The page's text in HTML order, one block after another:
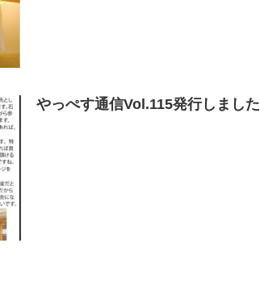
やっぺす通信Vol.115発行しました